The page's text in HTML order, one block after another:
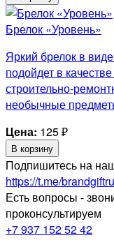
Брелок «Уровень»
Яркий брелок в
подойдет в
строительно-
необычные
Цена: 125₽
В корзину
Подпишитесь на
https://t.me/brandgiftru
Есть вопросы -
проконсультируем
+7 937 152 52 42